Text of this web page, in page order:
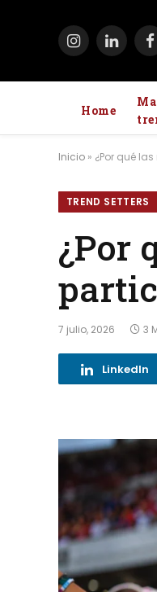
InstagramLinkedIn
Home
Inicio » ¿Por qué
TREND SETTERS
¿Por
7 julio, 2026 3
LinkedIn